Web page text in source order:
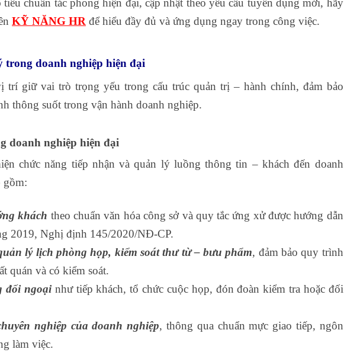
chuẩn tác phong hiện đại, cập nhật theo yêu cầu tuyển dụng mới, hãy
KỸ NĂNG HR để hiểu đầy đủ và ứng dụng ngay trong công việc.
doanh nghiệp hiện đại
giữ vai trò trọng yếu trong cấu trúc quản trị – hành chính, đảm bảo
thông suốt trong vận hành doanh nghiệp.
doanh nghiệp hiện đại
chức năng tiếp nhận và quản lý luồng thông tin – khách đến doanh
gồm:
khách theo chuẩn văn hóa công sở và quy tắc ứng xử được hướng dẫn
2019, Nghị định 145/2020/NĐ-CP.
lý lịch phòng họp, kiểm soát thư từ – bưu phẩm, đảm bảo quy trình
quán và có kiểm soát.
đối ngoạinhư tiếp khách, tổ chức cuộc họp, đón đoàn kiểm tra hoặc đối
nghiệp của doanh nghiệp, thông qua chuẩn mực giao tiếp, ngôn
làm việc.